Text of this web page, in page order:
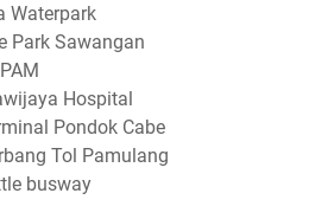
Waterpark
Park Sawangan
Hospital
Pondok Cabe
Tol Pamulang
busway